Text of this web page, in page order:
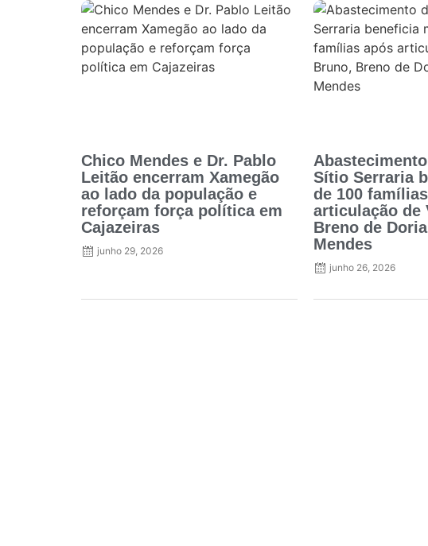
Chico Mendes e Dr. Pablo
Leitão encerram Xamegão
ao lado da população e
reforçam força política em
Cajazeiras
junho 29, 2026
Sítio Serraria
de 100
articulação de
Breno de
Mendes
junho 26, 2026